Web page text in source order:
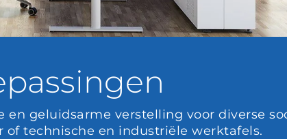
en geluidsarme verstelling voor diverse
technische en industriële werktafels.